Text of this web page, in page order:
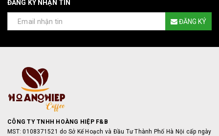
ĐĂNG KÝ NHẬN TIN
ĐĂNG KÝ
CÔNG TY TNHH HOÀNG HIỆP F&B
MST: 0108371521 do Sở Kế Hoạch và Đầu Tư Thành Phố Hà Nội cấp ngày